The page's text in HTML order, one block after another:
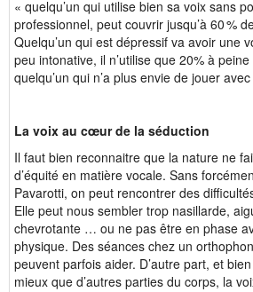
« quelqu’un qui utilise bien sa voix sans
professionnel, peut couvrir jusqu’à 60 %
Quelqu’un qui est dépressif va avoir une
peu intonative, il n’utilise que 20% à
quelqu’un qui n’a plus envie de jouer
La voix au cœur de la séduction
Il faut bien reconnaitre que la nature ne
d’équité en matière vocale. Sans
Pavarotti, on peut rencontrer des
Elle peut nous sembler trop nasillarde,
chevrotante … ou ne pas être en phase
physique. Des séances chez un
peuvent parfois aider. D’autre part, et
mieux que d’autres parties du corps, la